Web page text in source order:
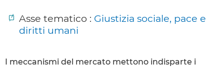
Asse tematico : Giustizia sociale, pace e
diritti umani
I meccanismi del mercato mettono indisparte i